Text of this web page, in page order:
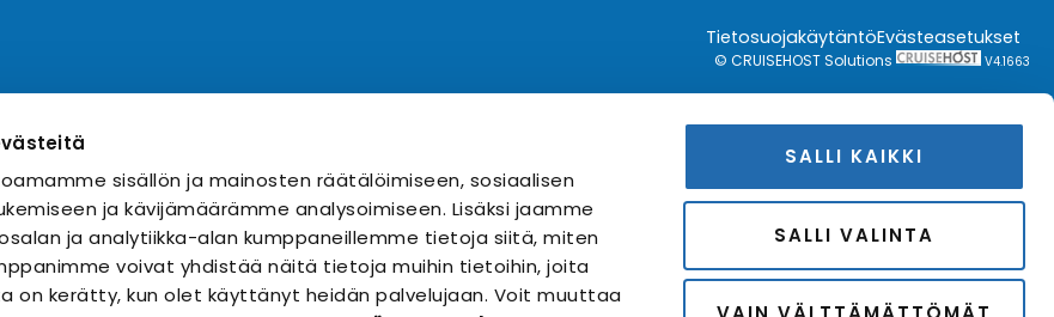
sisällön ja mainosten räätälöimiseen, sosiaalisen
ja kävijämäärämme analysoimiseen. Lisäksi jaamme
ja analytiikka-alan kumppaneillemme tietoja siitä, miten
voivat yhdistää näitä tietoja muihin tietoihin, joita
on kerätty, kun olet käyttänyt heidän palvelujaan. Voit muuttaa
SALLI KAIKKI
SALLI VALINTA
TietosuojakäytäntöEvästeasetukset
© CRUISEHOST Solutions V4.1663